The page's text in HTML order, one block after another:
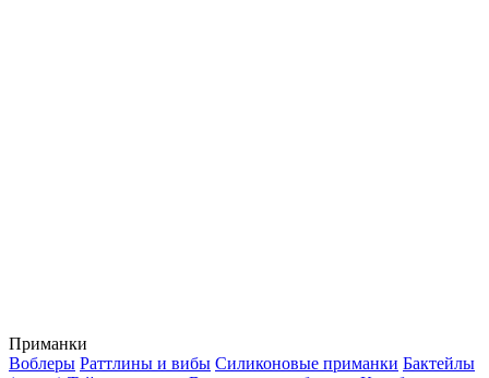
Приманки
Воблеры Раттлины и вибы Силиконовые приманки Бактейлы